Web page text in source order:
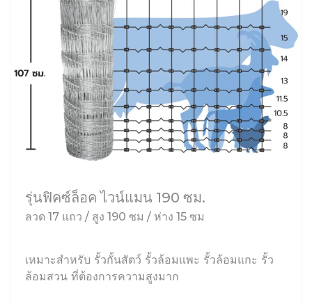
รุ่นฟิคซ์ล็อค ไวน์แมน 190 ซม.
ลวด 17 แถว / สูง 190 ซม / ห่าง 15 ซม
เหมาะสำหรับ รั้วกั้นสัตว์ รั้วล้อมแพะ รั้วล้อมแกะ รั้ว
ล้อมสวน ที่ต้องการความสูงมาก